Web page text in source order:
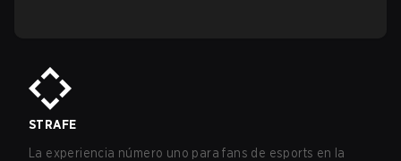
STRAFE
La experiencia número uno para fans de esports en la